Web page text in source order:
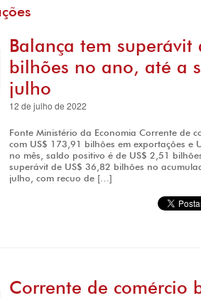
Balança tem superávit
bilhões no ano, até a
julho
12 de julho de 2022
Fonte Ministério da Economia Corrente de
com US$ 173,91 bilhões em exportações e
no mês, saldo positivo é de US$ 2,51
superávit de US$ 36,82 bilhões no
julho, com recuo de […]
Corrente de comércio